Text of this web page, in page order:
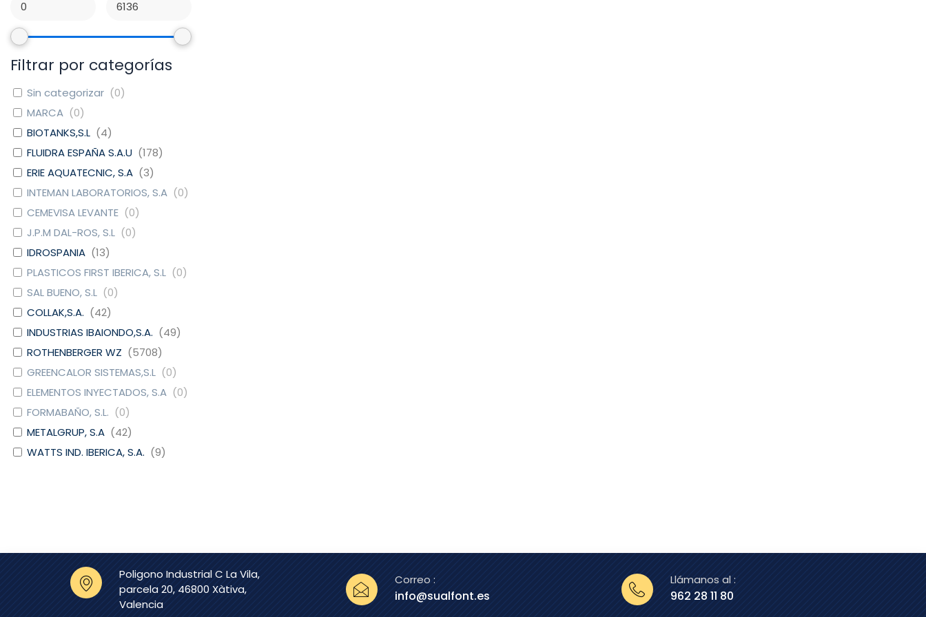
Filtrar por categorías
Sin categorizar (0)
MARCA (0)
BIOTANKS,S.L (4)
FLUIDRA ESPAÑA S.A.U (178)
ERIE AQUATECNIC, S.A (3)
INTEMAN LABORATORIOS, S.A (0)
CEMEVISA LEVANTE (0)
J.P.M DAL-ROS, S.L (0)
IDROSPANIA (13)
PLASTICOS FIRST IBERICA, S.L (0)
SAL BUENO, S.L (0)
COLLAK,S.A. (42)
INDUSTRIAS IBAIONDO,S.A. (49)
ROTHENBERGER WZ (5708)
GREENCALOR SISTEMAS,S.L (0)
ELEMENTOS INYECTADOS, S.A (0)
FORMABAÑO, S.L. (0)
METALGRUP, S.A (42)
WATTS IND. IBERICA, S.A. (9)
SIMEX S.L.
(0)
CLINIMAX EQUIPAMIENTOS,
S.L
( 0)
Poligono Industrial C La Vila,
parcela 20, 46800 Xàtiva,
Valencia
Correo :
info@sualfont.es
Llámanos al :
962 28 11 80